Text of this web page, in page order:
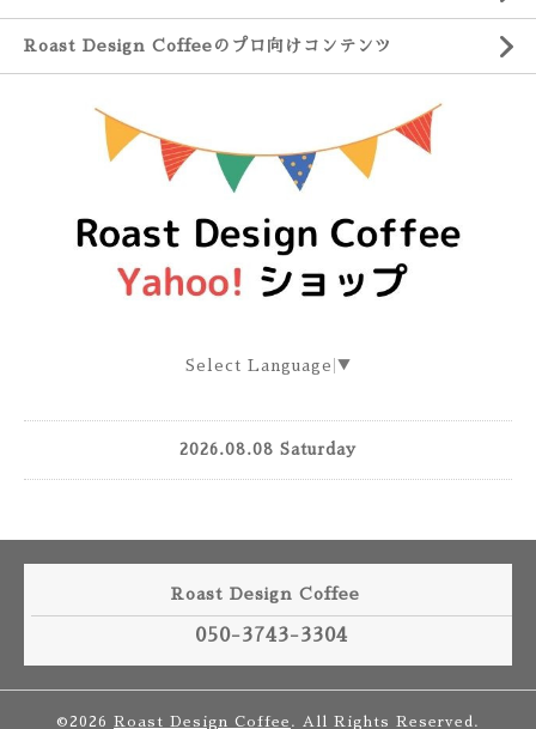
Roast Design Coffeeのプロ向けコンテンツ
Select Language ▼
2026.08.08 Saturday
Roast Design Coffee
050-3743-3304
©2026 Roast Design Coffee . All Rights Reserved.